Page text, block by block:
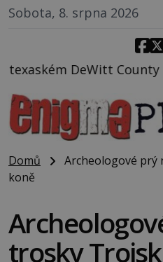
Sobota, 8. srpna 2026
pořizuje video, na
Domů
Archeologové prý
koně
trosky